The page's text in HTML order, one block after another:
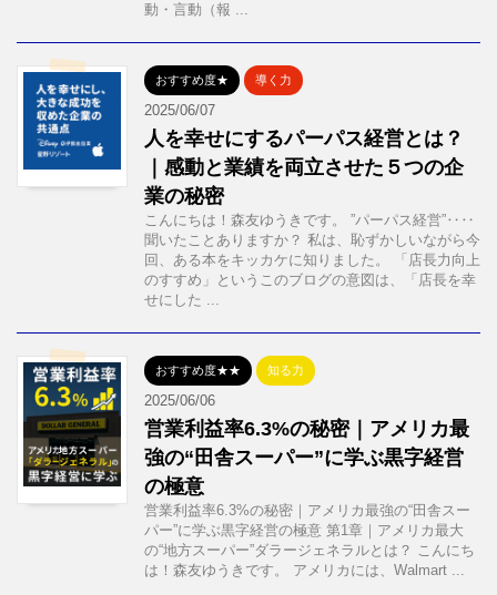
動・言動（報 ...
おすすめ度★ 導く力
2025/06/07
人を幸せにするパーパス経営とは？
｜感動と業績を両立させた５つの企
業の秘密
こんにちは！森友ゆうきです。 ”パーパス経営”‥‥
聞いたことありますか？ 私は、恥ずかしいながら今
回、ある本をキッカケに知りました。 「店長力向上
のすすめ」というこのブログの意図は、「店長を幸
せにした ...
おすすめ度★★ 知る力
2025/06/06
営業利益率6.3%の秘密｜アメリカ最
強の“田舎スーパー”に学ぶ黒字経営
の極意
営業利益率6.3%の秘密｜アメリカ最強の“田舎スー
パー”に学ぶ黒字経営の極意 第1章｜アメリカ最大
の“地方スーパー”ダラージェネラルとは？ こんにち
は！森友ゆうきです。 アメリカには、Walmart ...